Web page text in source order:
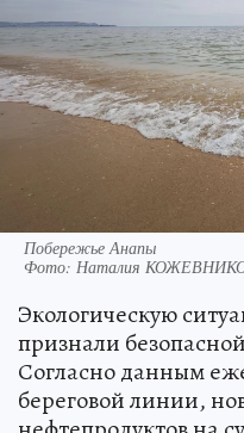
Побережье Анапы
Фото: Наталия
Экологическую
признали
Согласно данным
береговой линии,